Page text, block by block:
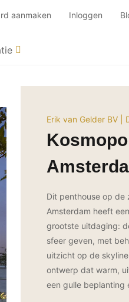
aanmaken Inloggen
Erik van Gelder BV |
Dit penthouse op de
Amsterdam heeft
grootste uitdaging:
sfeer geven, met
uitzicht op de
ontwerp dat warm,
een gulle beplanting